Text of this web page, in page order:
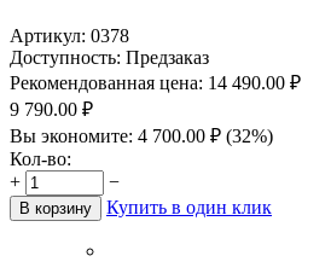
Артикул: 0378
Доступность: Предзаказ
Рекомендованная цена: 14 490.00 ₽
9 790.00 ₽
Вы экономите: 4 700.00 ₽ (32%)
Кол-во:
+
−
В корзину Купить в один клик